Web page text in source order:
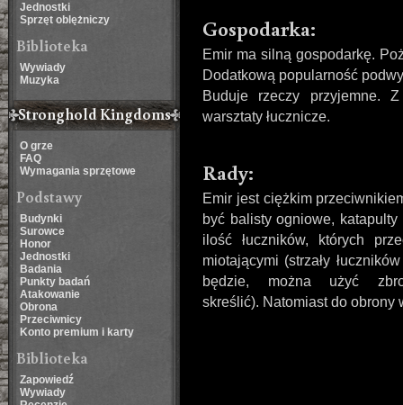
Jednostki
Sprzęt oblężniczy
Biblioteka
Wywiady
Muzyka
Stronghold Kingdoms
O grze
FAQ
Wymagania sprzętowe
Podstawy
Budynki
Surowce
Honor
Jednostki
Badania
Punkty badań
Atakowanie
Obrona
Przeciwnicy
Konto premium i karty
Biblioteka
Zapowiedź
Wywiady
Gospodarka:
Emir ma silną gospodarkę.
Dodatkową popularność
Buduje rzeczy przyjemne.
warsztaty łucznicze.
Rady:
Emir jest ciężkim
być balisty ogniowe,
ilość łuczników, których
miotającymi (strzały
będzie, można użyć
skreślić). Natomiast do obrony